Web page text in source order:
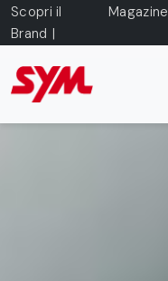
Skip to main content
Scopri il
Brand
Magazine